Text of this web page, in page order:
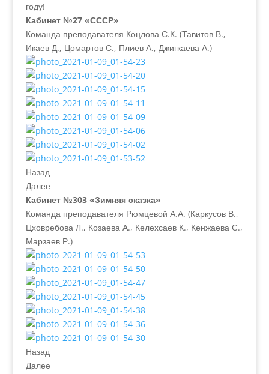
году!
Кабинет №27 «СССР»
Команда преподавателя Коцлова С.К. (Тавитов В.,
Икаев Д., Цомартов С., Плиев А., Джигкаева А.)
Назад
Далее
Кабинет №303 «Зимняя сказка»
Команда преподавателя Рюмцевой А.А. (Каркусов В.,
Цховребова Л., Козаева А., Келехсаев К., Кенжаева С.,
Марзаев Р.)
Назад
Далее